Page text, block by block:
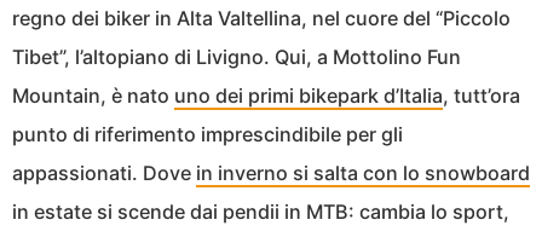
regno dei biker in Alta Valtellina, nel cuore del “Piccolo
Tibet”, l’altopiano di Livigno. Qui, a Mottolino Fun
Mountain, è nato uno dei primi bikepark d’Italia, tutt’ora
punto di riferimento imprescindibile per gli
appassionati. Dove in inverno si salta con lo snowboard
in estate si scende dai pendii in MTB: cambia lo sport,